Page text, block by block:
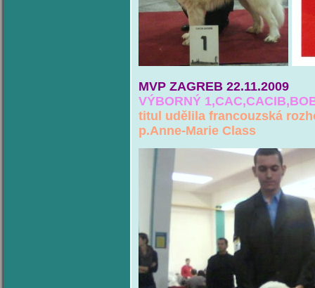
MVP ZAGREB 22.11.2009
VÝBORNÝ
titul udělila francouzská
p.Anne-Marie Class